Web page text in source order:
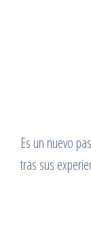
Es un nuevo
tras sus